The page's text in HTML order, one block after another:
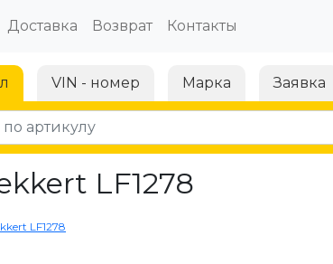
Доставка Возврат Контакты
VIN - номер Марка Заявка
LF1278
LF1278